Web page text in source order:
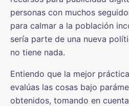
personas con muchos
para calmar a la población
sería parte de una nueva
no tiene nada.
Entiendo que la mejor
evalúas las cosas bajo
obtenidos, tomando en